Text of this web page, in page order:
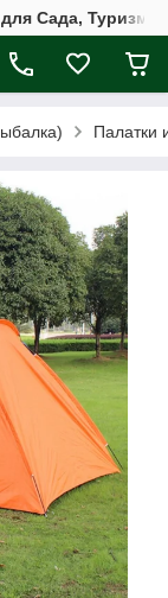
Сада, Туризма
Палатки